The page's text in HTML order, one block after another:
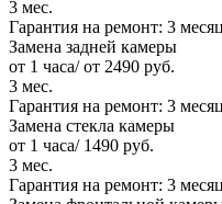
3 мес.
Гарантия на ремонт: 3
Замена задней камеры
от 1 часа/ от 2490 руб.
3 мес.
Гарантия на ремонт: 3
Замена стекла камеры
от 1 часа/ 1490 руб.
3 мес.
Гарантия на ремонт: 3